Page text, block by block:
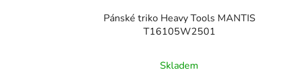
Pánské triko Heavy Tools MANTIS
T16105W2501
Skladem